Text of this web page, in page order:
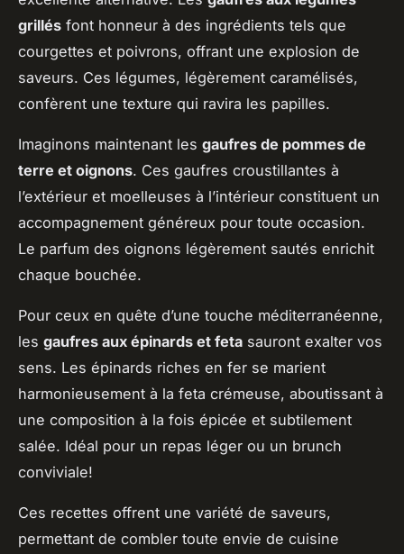
grillés font honneur à des ingrédients tels que
courgettes et poivrons, offrant une explosion de
saveurs. Ces légumes, légèrement caramélisés,
confèrent une texture qui ravira les papilles.
Imaginons maintenant les gaufres de pommes de
terre et oignons. Ces gaufres croustillantes à
l’extérieur et moelleuses à l’intérieur constituent un
accompagnement généreux pour toute occasion.
Le parfum des oignons légèrement sautés enrichit
chaque bouchée.
Pour ceux en quête d’une touche méditerranéenne,
les gaufres aux épinards et feta sauront exalter vos
sens. Les épinards riches en fer se marient
harmonieusement à la feta crémeuse, aboutissant à
une composition à la fois épicée et subtilement
salée. Idéal pour un repas léger ou un brunch
conviviale!
Ces recettes offrent une variété de saveurs,
permettant de combler toute envie de cuisine